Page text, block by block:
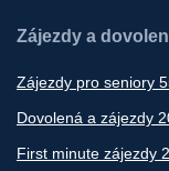
Zájezdy a
Zájezdy pro seniory
Dovolená a zájezdy
First minute zájezdy